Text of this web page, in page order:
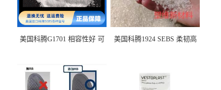
美国科腾G1701 相容性好 可
美国科腾1924 SEBS 柔韧高